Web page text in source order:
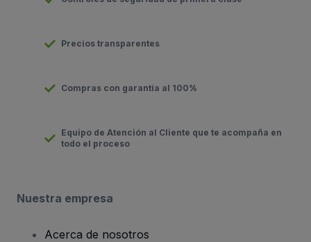
Precios transparentes
Compras con garantía al 100%
Equipo de Atención al Cliente que te acompaña en
todo el proceso
Nuestra empresa
Acerca de nosotros